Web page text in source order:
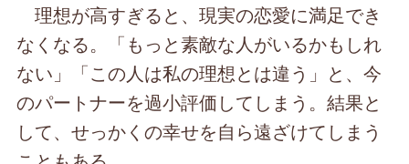
理想が高すぎると、現実の恋愛に満足でき
なくなる。「もっと素敵な人がいるかもしれ
ない」「この人は私の理想とは違う」と、今
のパートナーを過小評価してしまう。結果と
して、せっかくの幸せを自ら遠ざけてしまう